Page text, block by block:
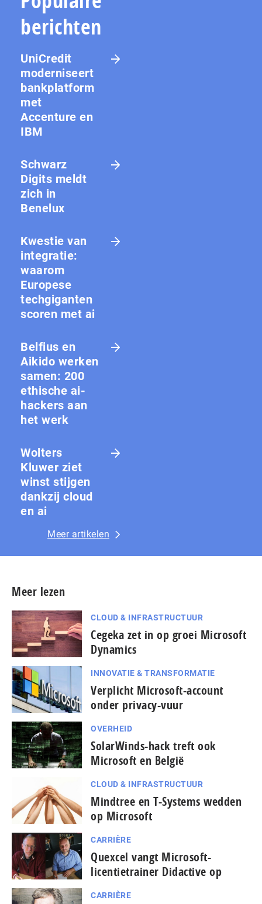
berichten
UniCredit
moderniseert
bankplatform
met
Accenture en
IBM
Schwarz
Digits meldt
zich in
Benelux
Kwestie van
integratie:
waarom
Europese
techgiganten
scoren met ai
Belfius en
Aikido werken
samen: 200
ethische ai-
hackers aan
het werk
Wolters
Kluwer ziet
winst stijgen
dankzij cloud
en ai
Meer artikelen
Meer lezen
CLOUD & INFRASTRUCTUUR
Cegeka zet in op groei Microsoft
Dynamics
INNOVATIE & TRANSFORMATIE
Verplicht Microsoft-account
onder privacy-vuur
OVERHEID
SolarWinds-hack treft ook
Microsoft en België
CLOUD & INFRASTRUCTUUR
Mindtree en T-Systems wedden
op Microsoft
CARRIÈRE
Quexcel vangt Microsoft-
licentietrainer Didactive op
CARRIÈRE